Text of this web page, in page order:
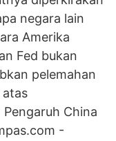
negara lain
Amerika
Fed bukan
pelemahan
atas
China
-